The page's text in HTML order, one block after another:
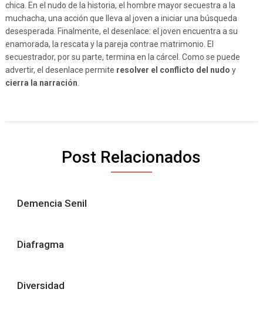
chica. En el nudo de la historia, el hombre mayor secuestra a la
muchacha, una acción que lleva al joven a iniciar una búsqueda
desesperada. Finalmente, el desenlace: el joven encuentra a su
enamorada, la rescata y la pareja contrae matrimonio. El
secuestrador, por su parte, termina en la cárcel. Como se puede
advertir, el desenlace permite resolver el conflicto del nudo y
cierra la narración
Post Relacionados
Demencia Senil
Diafragma
Diversidad